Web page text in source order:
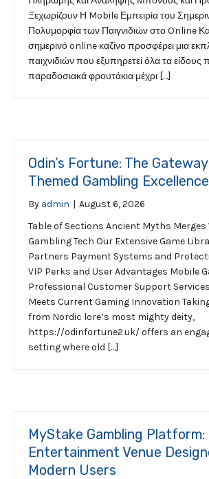
Ξεχωρίζουν Η Mobile Εμπειρία του
Πολυμορφία των Παιγνιδιών στο Online
σημερινό online καζίνο προσφέρει μια
παιχνιδιών που εξυπηρετεί όλα τα είδους
παραδοσιακά φρουτάκια μέχρι […]
Odin’s Fortune: The
Themed Gambling Excellence
By admin | August 6, 2026
Table of Sections Ancient Myths
Gambling Tech Our Extensive Game
Partners Payment Systems and
VIP Perks and User Advantages Mobile
Professional Customer Support
Meets Current Gaming Innovation
from Nordic lore’s most mighty deity,
https://odinfortune2.uk/ offers an
setting where old […]
MyStake Gambling Platform:
Entertainment Venue
Modern Users